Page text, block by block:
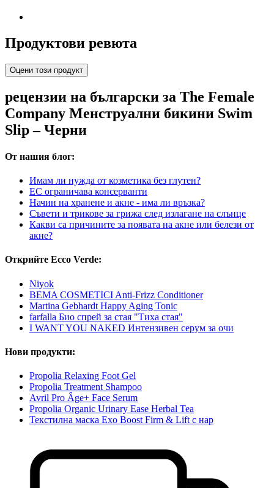
Продуктови ревюта
Оцени този продукт
рецензии на български за The Female
Company Менструални бикини Swim
Slip – Черни
От нашия блог:
Имам ли нужда от козметика без глутен?
ЕС ограничава консерванти
Начин на хранене и акне - има ли връзка?
Съвети и трикове за грижа след излагане на слънце
Какви са причините за появата на акне или белези от
акне?
Открийте Ecco Verde:
Niyok
BEMA COSMETICI Anti-Frizz Conditioner
Martina Gebhardt Happy Aging Tonic
farfalla Био спрей за стая "Тиха стая"
I WANT YOU NAKED Интензивен серум за очи
Нови продукти:
Propolia Relaxing Foot Gel
Propolia Treatment Shampoo
Avril Pro Âge+ Face Serum
Propolia Organic Urinary Ease Herbal Tea
Текстилна маска Exo Boost Firm & Lift с нар